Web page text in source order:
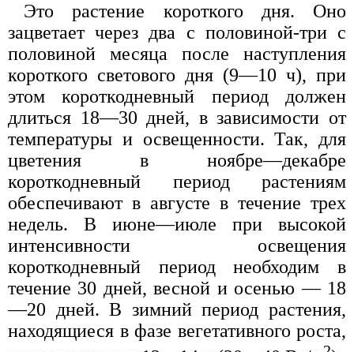
Это растение короткого дня. Оно
зацветает через два с половиной-три с
половиной месяца после наступления
короткого светового дня (9—10 ч), при
этом короткодневный период должен
длиться 18—30 дней, в зависимости от
температуры и освещенности. Так, для
цветения в ноябре—декабре
короткодневный период растениям
обеспечивают в августе в течение трех
недель. В июне—июле при высокой
интенсивности освещения
короткодневный период необходим в
течение 30 дней, весной и осенью — 18
—20 дней. В зимний период растения,
находящиеся в фазе вегетативного роста,